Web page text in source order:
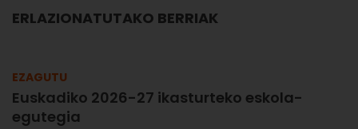
ERLAZIONATUTAKO BERRIAK
EZAGUTU
Euskadiko 2026-27 ikasturteko eskola-
egutegia